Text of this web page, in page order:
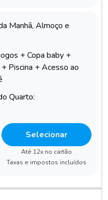
Manhã, Almoço e
+ Copa baby +
Piscina + Acesso ao
Quarto:
Selecionar
Até 12x no cartão
Taxas e impostos incluídos